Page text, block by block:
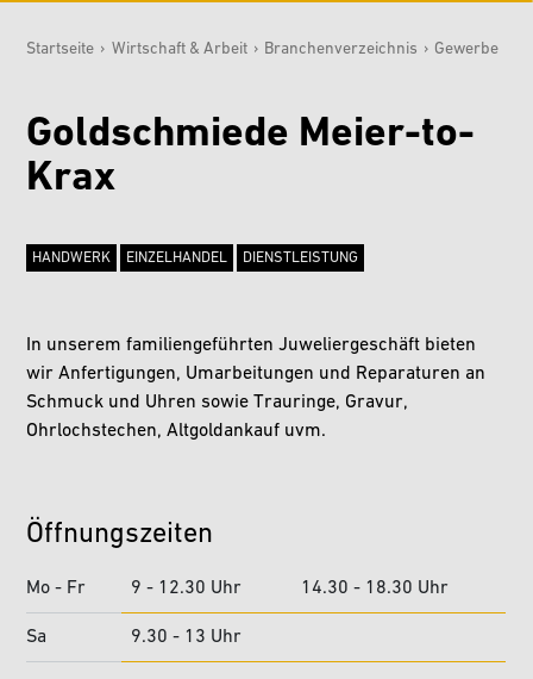
Goldschmiede Meier-to-
Krax
HANDWERK EINZELHANDEL DIENSTLEISTUNG
In unserem familiengeführten Juweliergeschäft bieten
wir Anfertigungen, Umarbeitungen und Reparaturen an
Schmuck und Uhren sowie Trauringe, Gravur,
Ohrlochstechen, Altgoldankauf uvm.
Öffnungszeiten
Mo - Fr 9 - 12.30 Uhr 14.30 - 18.30 Uhr
Sa 9.30 - 13 Uhr
Startseite › Wirtschaft & Arbeit › Branchenverzeichnis › Gewerbe